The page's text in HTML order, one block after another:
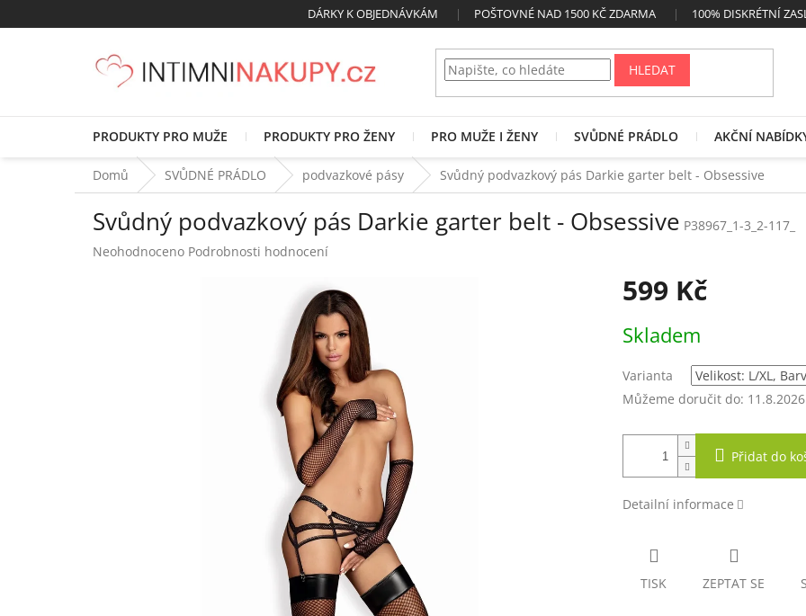
na
DÁRKY K OBJEDNÁVKÁM POŠTOVNÉ NAD 1500 KČ ZDARMA 100% DISKRÉTNÍ
HLEDAT
PRODUKTY PRO MUŽE PRODUKTY PRO ŽENY PRO MUŽE I ŽENY SVŮDNÉ PRÁDLO AKČNÍ
Domů SVŮDNÉ PRÁDLO podvazkové pásy Svůdný podvazkový pás Darkie garter belt - Obsessive
Svůdný podvazkový pás Darkie garter belt - Obsessive P38967_1-3_2-117_
Průměrné
Neohodnoceno Podrobnosti hodnocení
599 Kč
cena:
Skladem
Varianta
Můžeme doručit do: 11.8.2026
Přidat do
Detailní informace
TISK ZEPTAT SE